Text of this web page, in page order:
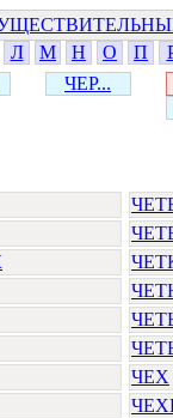
Л М Н О П
ЧЕР...
ЧЕХ